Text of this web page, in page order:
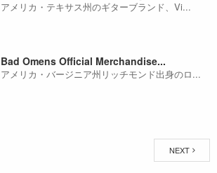
アメリカ・テキサス州のギターブランド、Vi...
Bad Omens Official Merchandise...
アメリカ・バージニア州リッチモンド出身のロ...
NEXT